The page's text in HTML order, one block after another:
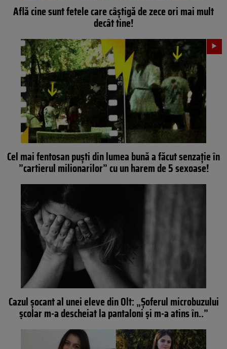
Află cine sunt fetele care câștigă de zece ori mai mult
decât tine!
Cel mai fentosan puști din lumea bună a făcut senzație în
”cartierul milionarilor” cu un harem de 5 sexoase!
Cazul șocant al unei eleve din Olt: „Șoferul microbuzului
școlar m-a descheiat la pantaloni și m-a atins în..”